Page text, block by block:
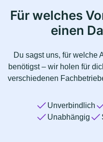
Für welches
einen
Du sagst uns, für welche
benötigst – wir holen für
verschiedenen
Unverbindlich
Unabhängig